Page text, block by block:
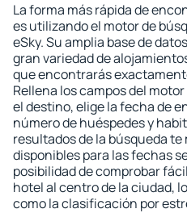
La forma más rápida de
es utilizando el motor de
eSky. Su amplia base de
gran variedad de
que encontrarás
Rellena los campos del
el destino, elige la fecha de
número de huéspedes y
resultados de la búsqueda
disponibles para las fechas
posibilidad de comprobar
hotel al centro de la ciudad,
como la clasificación por